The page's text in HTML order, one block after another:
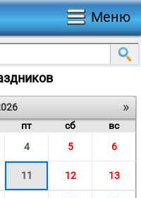
Меню
»
пт сб
вс
4 5 6
11 12 13